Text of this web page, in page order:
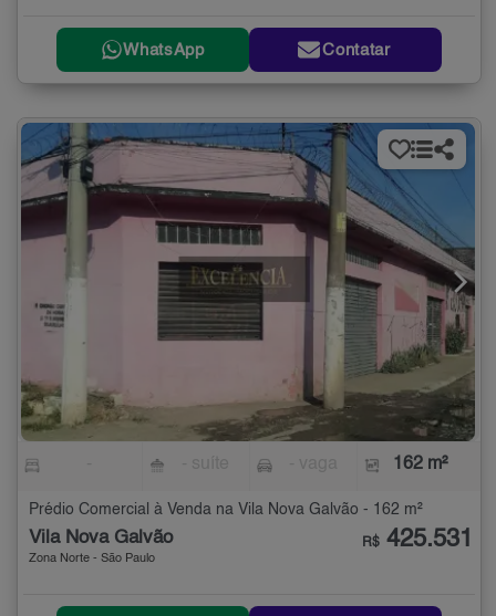
WhatsApp Contatar
162 m²
Prédio Comercial à Venda na Vila Nova Galvão - 162 m²
Vila Nova Galvão
Zona Norte - São Paulo
R$ 425.531